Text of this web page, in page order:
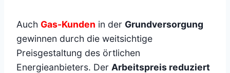
Auch Gas-Kunden in der Grundversorgung
gewinnen durch die weitsichtige
Preisgestaltung des örtlichen
Energieanbieters. Der Arbeitspreis reduziert